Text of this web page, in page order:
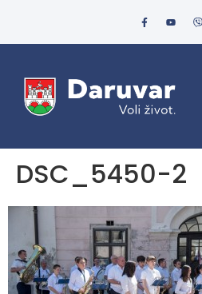
DSC_5450-2